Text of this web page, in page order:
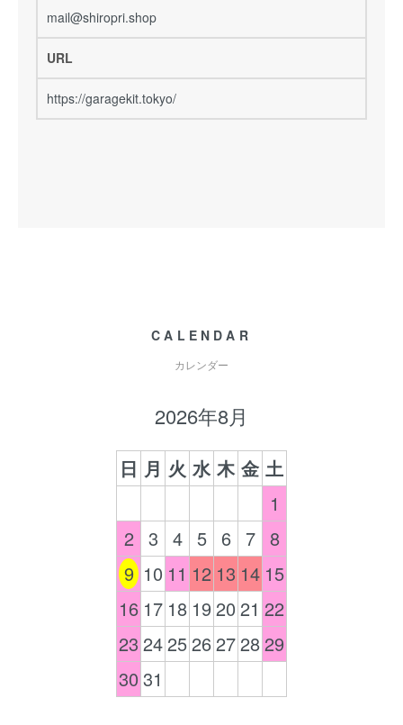
mail@shiropri.shop
URL
https://garagekit.tokyo/
CALENDAR
カレンダー
2026年8月
日 月 火 水 木 金 土
1
2 3 4 5 6 7 8
9 10 11 12 13 14 15
16 17 18 19 20 21 22
23 24 25 26 27 28 29
30 31